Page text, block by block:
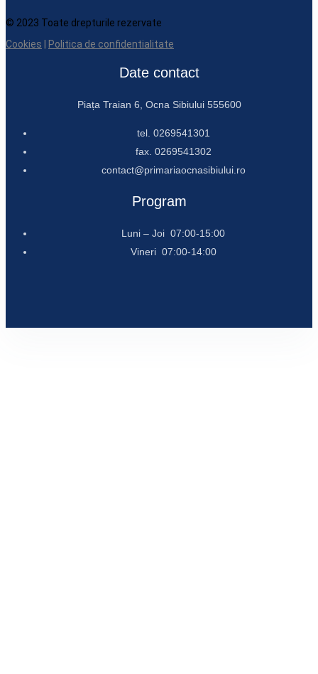
© 2023 Toate drepturile rezervate
Cookies
Politica de confidentialitate
Date contact
Piața Traian 6, Ocna Sibiului 555600
tel. 0269541301
fax. 0269541302
contact@primariaocnasibiului.ro
Program
Luni – Joi 07:00-15:00
Vineri 07:00-14:00